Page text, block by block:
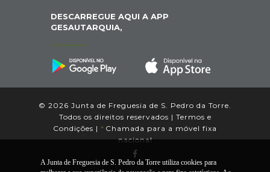
DESCARREGUE AQUI A APP
GESAUTARQUIA,
© 2026 Junta de Freguesia de S. Pedro da Torre.
Todos os direitos reservados | Termos e
Condições | * Chamada para a móvel fixa
nacional
A Junta de Freguesia de S. Pedro da Torre utiliza cookies para